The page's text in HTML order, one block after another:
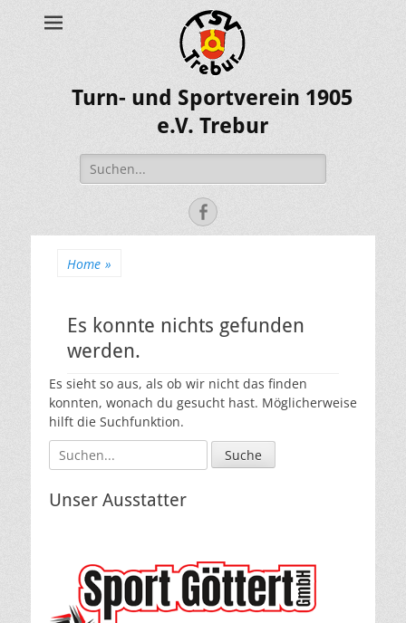
Turn- und Sportverein 1905
e.V. Trebur
Suche
nach:
Facebook
Home »
Es konnte nichts gefunden
werden.
Es sieht so aus, als ob wir nicht das finden
konnten, wonach du gesucht hast. Möglicherweise
hilft die Suchfunktion.
Suche
nach:
Unser Ausstatter